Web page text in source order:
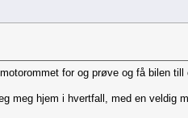
for og prøve og få bilen till
meg hjem i hvertfall, med en veldig